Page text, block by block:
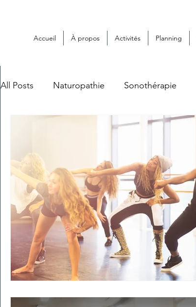
Accueil À propos Activités Planning
All Posts Naturopathie Sonothérapie